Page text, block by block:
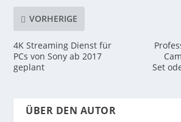
VORHERIGE
4K Streaming Dienst für
PCs von Sony ab 2017
geplant
Set
ÜBER DEN AUTOR